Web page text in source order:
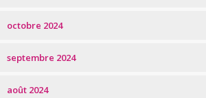
octobre 2024
septembre 2024
août 2024